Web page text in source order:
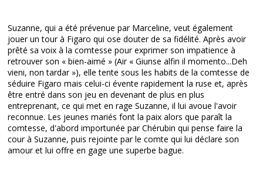
Suzanne, qui a été prévenue par Marceline, veut également
jouer un tour à Figaro qui ose douter de sa fidélité. Après avoir
prêté sa voix à la comtesse pour exprimer son impatience à
retrouver son « bien-aimé » (Air « Giunse alfin il momento...Deh
vieni, non tardar »), elle tente sous les habits de la comtesse de
séduire Figaro mais celui-ci évente rapidement la ruse et, après
être entré dans son jeu en devenant de plus en plus
entreprenant, ce qui met en rage Suzanne, il lui avoue l'avoir
reconnue. Les jeunes mariés font la paix alors que paraît la
comtesse, d'abord importunée par Chérubin qui pense faire la
cour à Suzanne, puis rejointe par le comte qui lui déclare son
amour et lui offre en gage une superbe bague.